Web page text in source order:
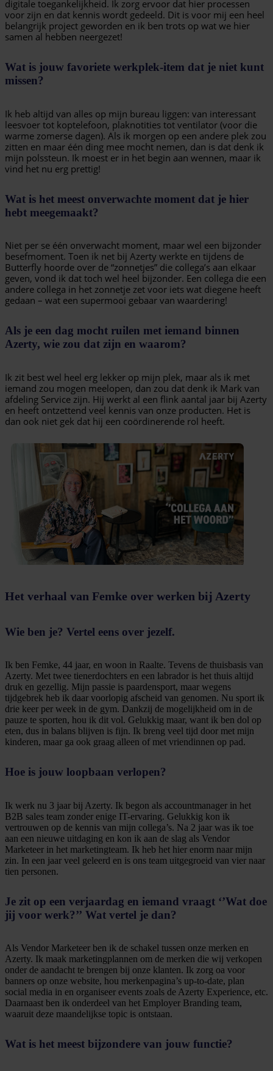
digitale toegankelijkheid. Ik zorg ervoor dat hier processen
voor zijn en dat kennis wordt gedeeld. Dit is voor mij een heel
belangrijk project geworden en ik ben trots op wat we hier
samen al hebben neergezet!
Wat is jouw favoriete werkplek-item dat je niet kunt
missen?
Ik heb altijd van alles op mijn bureau liggen: van interessant
leesvoer tot koptelefoon, plaknotities tot ventilator (voor die
warme zomerse dagen). Als ik morgen op een andere plek zou
zitten en maar één ding mee mocht nemen, dan is dat denk ik
mijn polssteun. Ik moest er in het begin aan wennen, maar ik
vind het nu erg prettig!
Wat is het meest onverwachte moment dat je hier
hebt meegemaakt?
Niet per se één onverwacht moment, maar wel een bijzonder
besefmoment. Toen ik net bij Azerty werkte en tijdens de
Butterfly hoorde over de “zonnetjes” die collega’s aan elkaar
geven, vond ik dat toch wel heel bijzonder. Een collega die een
andere collega in het zonnetje zet voor iets wat diegene heeft
gedaan – wat een supermooi gebaar van waardering!
Als je een dag mocht ruilen met iemand binnen
Azerty, wie zou dat zijn en waarom?
Ik zit best wel heel erg lekker op mijn plek, maar als ik met
iemand zou mogen meelopen, dan zou dat denk ik Mark van
afdeling Service zijn. Hij werkt al een flink aantal jaar bij Azerty
en heeft ontzettend veel kennis van onze producten. Het is
dan ook niet gek dat hij een coördinerende rol heeft.
Het verhaal van Femke over werken bij Azerty
Wie ben je? Vertel eens over jezelf.
Ik ben Femke, 44 jaar, en woon in Raalte. Tevens de thuisbasis van
Azerty. Met twee tienerdochters en een labrador is het thuis altijd
druk en gezellig. Mijn passie is paardensport, maar wegens
tijdgebrek heb ik daar voorlopig afscheid van genomen. Nu sport ik
drie keer per week in de gym. Dankzij de mogelijkheid om in de
pauze te sporten, hou ik dit vol. Gelukkig maar, want ik ben dol op
eten, dus in balans blijven is fijn. Ik breng veel tijd door met mijn
kinderen, maar ga ook graag alleen of met vriendinnen op pad.
Hoe is jouw loopbaan verlopen?
Ik werk nu 3 jaar bij Azerty. Ik begon als accountmanager in het
B2B sales team zonder enige IT-ervaring. Gelukkig kon ik
vertrouwen op de kennis van mijn collega’s. Na 2 jaar was ik toe
aan een nieuwe uitdaging en kon ik aan de slag als Vendor
Marketeer in het marketingteam. Ik heb het hier enorm naar mijn
zin. In een jaar veel geleerd en is ons team uitgegroeid van vier naar
tien personen.
Je zit op een verjaardag en iemand vraagt ‘’Wat doe
jij voor werk?’’ Wat vertel je dan?
Als Vendor Marketeer ben ik de schakel tussen onze merken en
Azerty. Ik maak marketingplannen om de merken die wij verkopen
onder de aandacht te brengen bij onze klanten. Ik zorg oa voor
banners op onze website, hou merkenpagina’s up-to-date, plan
social media in en organiseer events zoals de Azerty Experience, etc.
Daarnaast ben ik onderdeel van het Employer Branding team,
waaruit deze maandelijkse topic is ontstaan.
Wat is het meest bijzondere van jouw functie?